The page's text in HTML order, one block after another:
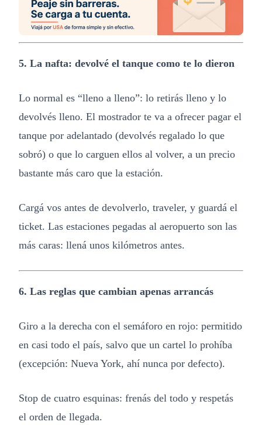
5. La nafta: devolvé el tanque como te lo dieron
Lo normal es “lleno a lleno”: lo retirás lleno y lo
devolvés lleno. El mostrador te va a ofrecer pagar el
tanque por adelantado (devolvés regalado lo que
sobró) o que lo carguen ellos al volver, a un precio
bastante más caro que la estación.
Cargá vos antes de devolverlo, traveler, y guardá el
ticket. Las estaciones pegadas al aeropuerto son las
más caras: llená unos kilómetros antes.
6. Las reglas que cambian apenas arrancás
Giro a la derecha con el semáforo en rojo: permitido
en casi todo el país, salvo que un cartel lo prohíba
(excepción: Nueva York, ahí nunca por defecto).
Stop de cuatro esquinas: frenás del todo y respetás
el orden de llegada.